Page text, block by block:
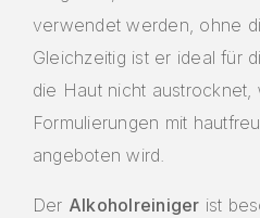
verwendet werden, ohne
Gleichzeitig ist er ideal für
die Haut nicht
Formulierungen mit
angeboten wird.
Der Alkoholreiniger ist